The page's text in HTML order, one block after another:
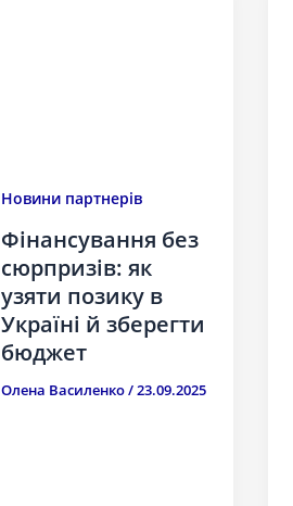
Новини партнерів
Фінансування без
сюрпризів: як
узяти позику в
Україні й зберегти
бюджет
Олена Василенко/23.09.2025